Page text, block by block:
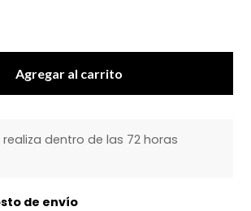
Agregar al carrito
realiza dentro de las 72 horas
de envío